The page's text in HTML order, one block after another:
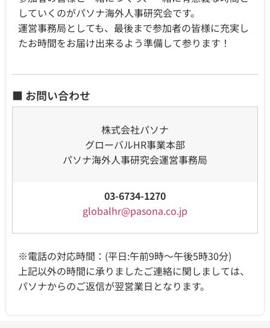
していくのがパソナ海外人事研究会です。
運営事務局としても、最後まで参加者の皆様に充実し
たお時間をお届け出来るよう準備して参ります！
■ お問い合わせ
株式会社パソナ
グローバルHR事業本部
パソナ海外人事研究会運営事務局
03-6734-1270
globalhr@pasona.co.jp
※電話の対応時間：(平日:午前9時～午後5時30分)
上記以外の時間に承りましたご連絡に関しましては、
パソナからのご返信が翌営業日となります。